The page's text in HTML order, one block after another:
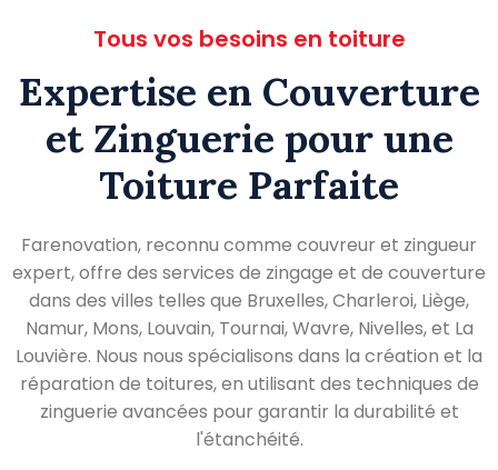
Tous vos besoins en toiture
Expertise en Couverture
et Zinguerie pour une
Toiture Parfaite
Farenovation, reconnu comme couvreur et zingueur
expert, offre des services de zingage et de couverture
dans des villes telles que Bruxelles, Charleroi, Liège,
Namur, Mons, Louvain, Tournai, Wavre, Nivelles, et La
Louvière. Nous nous spécialisons dans la création et la
réparation de toitures, en utilisant des techniques de
zinguerie avancées pour garantir la durabilité et
l'étanchéité.